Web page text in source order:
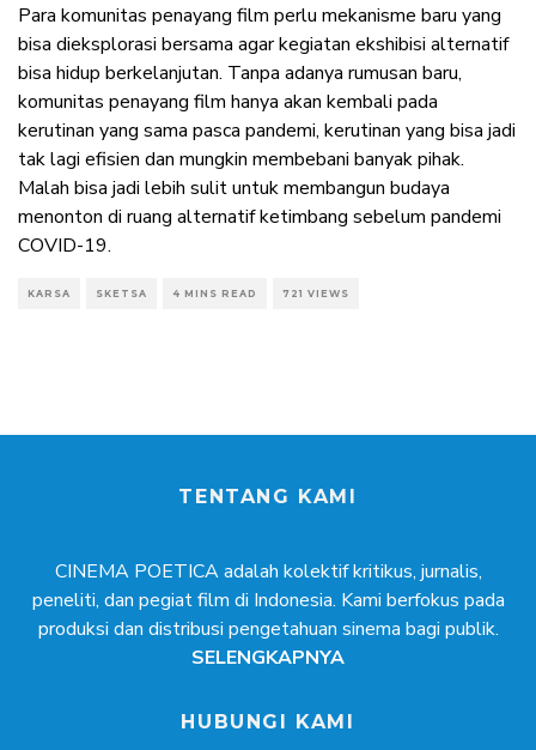
Para komunitas penayang film perlu mekanisme baru yang
bisa dieksplorasi bersama agar kegiatan ekshibisi alternatif
bisa hidup berkelanjutan. Tanpa adanya rumusan baru,
komunitas penayang film hanya akan kembali pada
kerutinan yang sama pasca pandemi, kerutinan yang bisa jadi
tak lagi efisien dan mungkin membebani banyak pihak.
Malah bisa jadi lebih sulit untuk membangun budaya
menonton di ruang alternatif ketimbang sebelum pandemi
COVID-19.
KARSA SKETSA 4 MINS READ 721 VIEWS
TENTANG KAMI
CINEMA POETICA adalah kolektif kritikus, jurnalis,
peneliti, dan pegiat film di Indonesia. Kami berfokus pada
produksi dan distribusi pengetahuan sinema bagi publik.
SELENGKAPNYA
HUBUNGI KAMI